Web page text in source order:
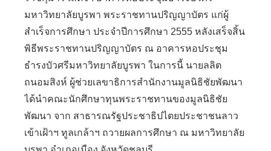
มหาวิทยาลัยบูรพา พระราชทานปริญญาบัตร แก่ผู้
สำเร็จการศึกษา ประจำปีการศึกษา 2555 หลังเสร็จสิ้น
พิธีพระราชทานปริญญาบัตร ณ อาคารหอประชุม
ธำรงบัวศรีมหาวิทยาลัยบูรพา ในการนี้ นายลลิต
ถนอมสิงห์ ผู้ช่วยเลขาธิการสำนักงานมูลนิธิชัยพัฒนา
ได้นำคณะนักศึกษาทุนพระราชทานของมูลนิธิชัย
พัฒนา จาก สาธารณรัฐประชาธิปไตยประชาชนลาว
เข้าเฝ้าฯ ทูลเกล้าฯ ถวายผลการศึกษา ณ มหาวิทยาลัย